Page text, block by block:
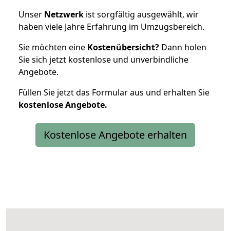
Unser Netzwerk ist sorgfältig ausgewählt, wir
haben viele Jahre Erfahrung im Umzugsbereich.
Sie möchten eine Kostenübersicht? Dann holen
Sie sich jetzt kostenlose und unverbindliche
Angebote.
Füllen Sie jetzt das Formular aus und erhalten Sie
kostenloseAngebote.
Kostenlose Angebote erhalten